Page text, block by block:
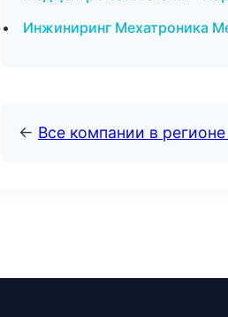
Инжиниринг Мехатроника
← Все компании в